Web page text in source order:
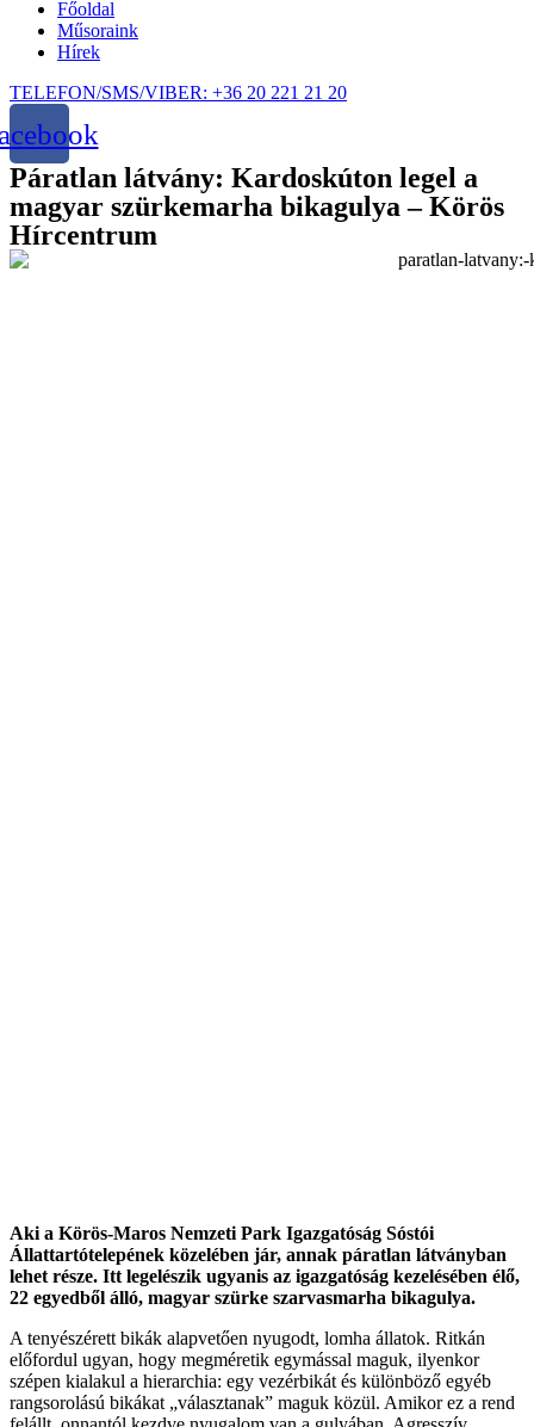
Főoldal
Műsoraink
Hírek
TELEFON/SMS/VIBER: +36 20 221 21 20
Páratlan látvány: Kardoskúton legel a
magyar szürkemarha bikagulya – Körös
Hírcentrum
Aki a Körös-Maros Nemzeti Park Igazgatóság Sóstói
Állattartótelepének közelében jár, annak páratlan látványban
lehet része. Itt legelészik ugyanis az igazgatóság kezelésében élő,
22 egyedből álló, magyar szürke szarvasmarha bikagulya.
A tenyészérett bikák alapvetően nyugodt, lomha állatok. Ritkán
előfordul ugyan, hogy megméretik egymással maguk, ilyenkor
szépen kialakul a hierarchia: egy vezérbikát és különböző egyéb
rangsorolású bikákat „választanak” maguk közül. Amikor ez a rend